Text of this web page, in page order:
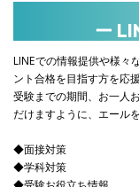
ー
LINEでの情報提供や様々
ント合格を目指す方を応
受験までの期間、お一人
だけますように、エール
◆面接対策
◆学科対策